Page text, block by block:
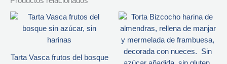
Tarta Vasca frutos del bosque